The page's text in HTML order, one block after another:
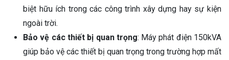
biệt hữu ích trong các công trình xây dựng hay sự kiện
ngoài trời.
Bảo vệ các thiết bị quan trọng: Máy phát điện 150kVA
giúp bảo vệ các thiết bị quan trọng trong trường hợp mất